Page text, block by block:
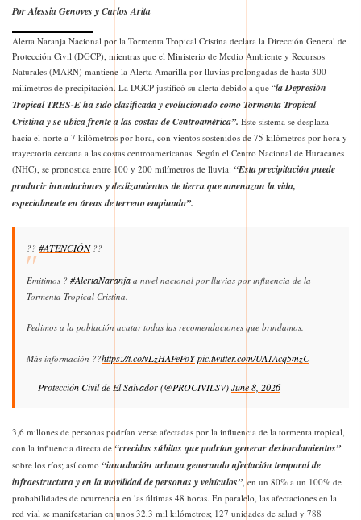
Por Alessia Genoves y Carlos Arita
Alerta Naranja Nacional por la Tormenta Tropical Cristina declara la Dirección General de
Protección Civil (DGCP), mientras que el Ministerio de Medio Ambiente y Recursos
Naturales (MARN) mantiene la Alerta Amarilla por lluvias prolongadas de hasta 300
milímetros de precipitación. La DGCP justificó su alerta debido a que “la Depresión
Tropical TRES-E ha sido clasificaday evolucionadocomo Tormenta Tropical
Cristina y se ubica frente a las costas de Centroamérica”. Este sistema se desplaza
hacia el norte a 7 kilómetros por hora, con vientos sostenidos de 75 kilómetros por hora y
trayectoria cercana a las costas centroamericanas. Según el Centro Nacional de Huracanes
(NHC), se pronostica entre 100 y 200 milímetros de lluvia: “Esta precipitación puede
producir inundaciones y deslizamientos de tierra que amenazan la vida,
especialmente en áreas de terreno empinado”.
?? #ATENCIÓN??
Emitimos ? #AlertaNaranja a nivel nacional por lluvias por influencia de la
Tormenta Tropical Cristina.
Pedimos a la población acatar todas las recomendaciones que brindamos.
Más información ??https://t.co/vLzHAPePoYpic.twitter.com/UA1Acq5mzC
— Protección Civil de El Salvador (@PROCIVILSV)June 8, 2026
3,6 millones de personas podrían verse afectadas por la influencia de la tormenta tropical,
con la influencia directa de “crecidas súbitas que podrían generar desbordamientos”
sobre los ríos; así como “inundación urbana generando afectación temporal de
infraestructura y en la movilidad de personas y vehículos”, en un 80% a un 100% de
probabilidades de ocurrencia en las últimas 48 horas. En paralelo, las afectaciones en la
red vial se manifestarían en unos 32,3 mil kilómetros; 127 unidades de salud y 788